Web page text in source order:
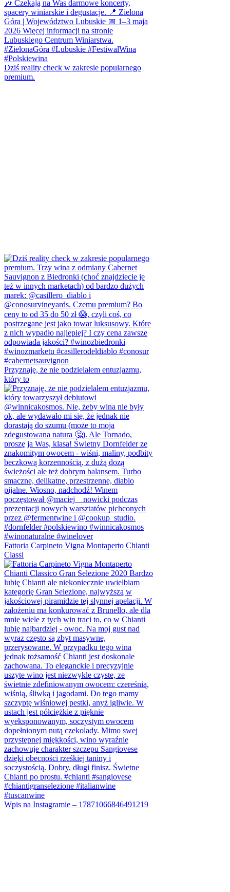
Dziś reality check w zakresie popularnego
premium.
Przyznaję, że nie podzielałem entuzjazmu,
który to
Fattoria Carpineto Vigna Montaperto Chianti
Classi
Wpis na Instagramie – 17871066846491219